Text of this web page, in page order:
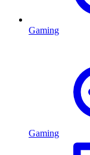
Gaming
Gaming